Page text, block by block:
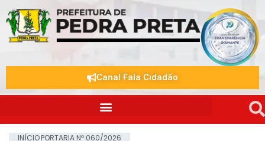
Canal Fala Cidadão
INÍCIOPORTARIA Nº 060/2026